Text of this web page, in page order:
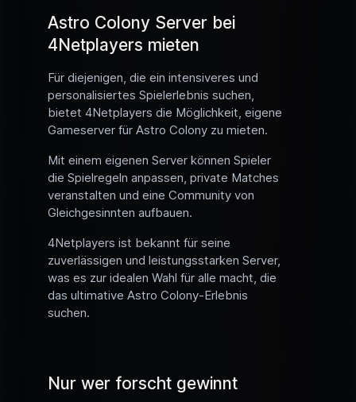
Astro Colony Server bei
4Netplayers mieten
Für diejenigen, die ein intensiveres und
personalisiertes Spielerlebnis suchen,
bietet 4Netplayers die Möglichkeit, eigene
Gameserver für Astro Colony zu mieten.
Mit einem eigenen Server können Spieler
die Spielregeln anpassen, private Matches
veranstalten und eine Community von
Gleichgesinnten aufbauen.
4Netplayers ist bekannt für seine
zuverlässigen und leistungsstarken Server,
was es zur idealen Wahl für alle macht, die
das ultimative Astro Colony-Erlebnis
suchen.
Nur wer forscht gewinnt